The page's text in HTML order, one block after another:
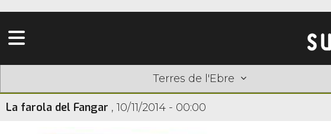
Terres de l'Ebre
La farola del Fangar , 10/11/2014 - 00:00